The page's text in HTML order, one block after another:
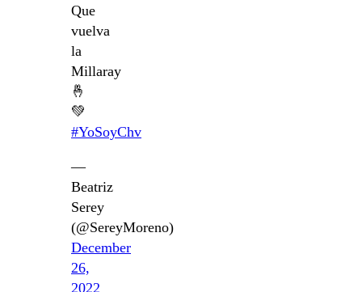
Que
vuelva
la
Millaray
🤞
💚
#YoSoyChv
—
Beatriz
Serey
(@SereyMoreno)
December
26,
2022